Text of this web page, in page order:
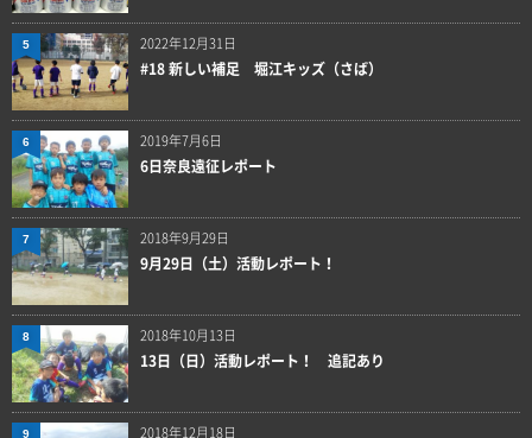
2022年12月31日
#18 新しい補足 堀江キッズ（さば）
5
2019年7月6日
6日奈良遠征レポート
6
2018年9月29日
9月29日（土）活動レポート！
7
2018年10月13日
13日（日）活動レポート！ 追記あり
8
2018年12月18日
9